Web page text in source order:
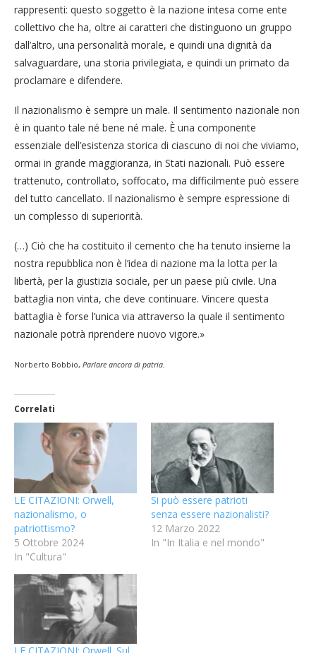
rappresenti: questo soggetto è la nazione intesa come ente
collettivo che ha, oltre ai caratteri che distinguono un gruppo
dall’altro, una personalità morale, e quindi una dignità da
salvaguardare, una storia privilegiata, e quindi un primato da
proclamare e difendere.
Il nazionalismo è sempre un male. Il sentimento nazionale non
è in quanto tale né bene né male. È una componente
essenziale dell’esistenza storica di ciascuno di noi che viviamo,
ormai in grande maggioranza, in Stati nazionali. Può essere
trattenuto, controllato, soffocato, ma difficilmente può essere
del tutto cancellato. Il nazionalismo è sempre espressione di
un complesso di superiorità.
(…) Ciò che ha costituito il cemento che ha tenuto insieme la
nostra repubblica non è l’idea di nazione ma la lotta per la
libertà, per la giustizia sociale, per un paese più civile. Una
battaglia non vinta, che deve continuare. Vincere questa
battaglia è forse l’unica via attraverso la quale il sentimento
nazionale potrà riprendere nuovo vigore.»
Norberto Bobbio, Parlare ancora di patria.
Correlati
LE CITAZIONI: Orwell,
nazionalismo, o
patriottismo?
5 Ottobre 2024
In "Cultura"
Si può essere patrioti
senza essere nazionalisti?
12 Marzo 2022
In "In Italia e nel mondo"